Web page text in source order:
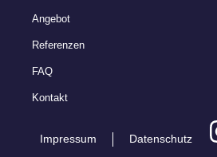
Angebot
Referenzen
FAQ
Kontakt
Impressum Datenschutz